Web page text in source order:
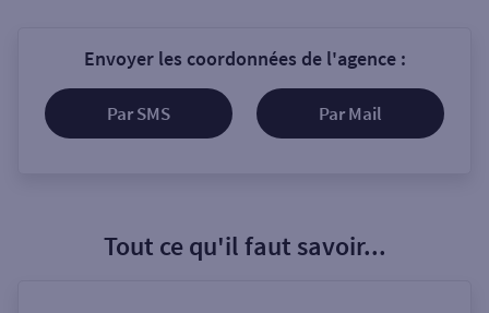
Envoyer les coordonnées de l'agence :
Par SMS Par Mail
Tout ce qu'il faut savoir...